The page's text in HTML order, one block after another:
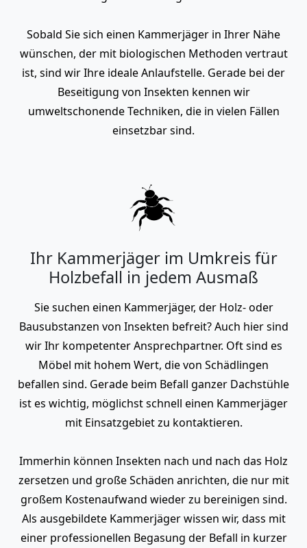
Sobald Sie sich einen Kammerjäger in Ihrer Nähe
wünschen, der mit biologischen Methoden vertraut
ist, sind wir Ihre ideale Anlaufstelle. Gerade bei der
Beseitigung von Insekten kennen wir
umweltschonende Techniken, die in vielen Fällen
einsetzbar sind.
Ihr Kammerjäger im Umkreis für
Holzbefall in jedem Ausmaß
Sie suchen einen Kammerjäger, der Holz- oder
Bausubstanzen von Insekten befreit? Auch hier sind
wir Ihr kompetenter Ansprechpartner. Oft sind es
Möbel mit hohem Wert, die von Schädlingen
befallen sind. Gerade beim Befall ganzer Dachstühle
ist es wichtig, möglichst schnell einen Kammerjäger
mit Einsatzgebiet zu kontaktieren.
Immerhin können Insekten nach und nach das Holz
zersetzen und große Schäden anrichten, die nur mit
großem Kostenaufwand wieder zu bereinigen sind.
Als ausgebildete Kammerjäger wissen wir, dass mit
einer professionellen Begasung der Befall in kurzer